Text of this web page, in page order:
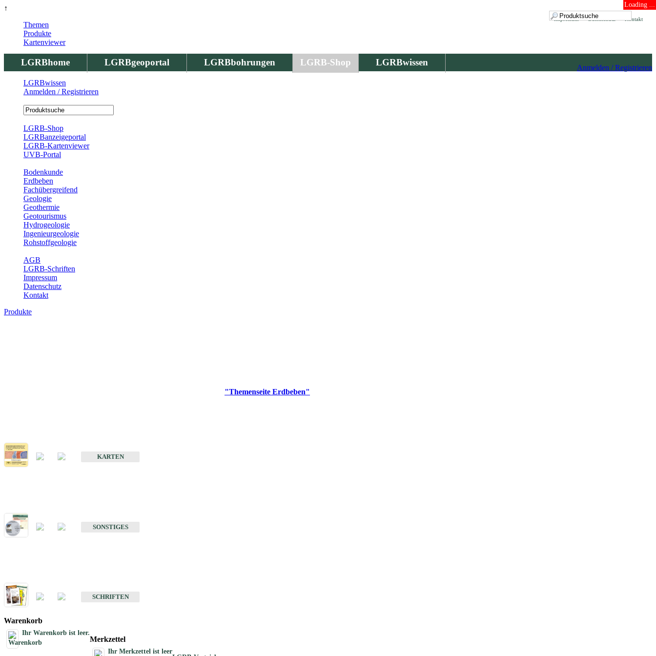
↑ Loading ...
Kontakt
Datenschutz
Impressum
LGRBhome LGRBgeoportal LGRBbohrungen LGRB-Shop LGRBwissen
Anmelden / Registrieren
Themen
Produkte
Kartenviewer
LGRBwissen
Anmelden / Registrieren
LGRB-Shop
LGRBanzeigeportal
LGRB-Kartenviewer
UVB-Portal
Bodenkunde
Erdbeben
Fachübergreifend
Geologie
Geothermie
Geotourismus
Hydrogeologie
Ingenieurgeologie
Rohstoffgeologie
AGB
LGRB-Schriften
Impressum
Datenschutz
Kontakt
Produkte
"Themenseite Erdbeben"
KARTEN
SONSTIGES
SCHRIFTEN
Warenkorb
Ihr Warenkorb ist leer.
Merkzettel
Ihr Merkzettel ist leer